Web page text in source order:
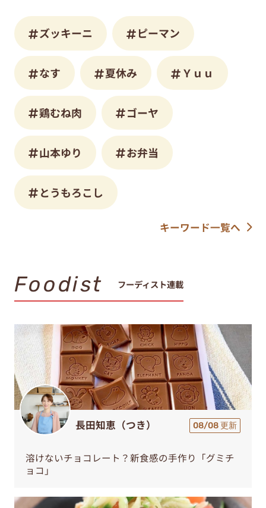
ズッキーニ ピーマン
なす 夏休み Ｙｕｕ
鶏むね肉 ゴーヤ
山本ゆり お弁当
とうもろこし
キーワード一覧へ
Foodist フーディスト連載
長田知恵（つき） 08/08 更新
溶けないチョコレート？新食感の手作り「グミチ
ョコ」